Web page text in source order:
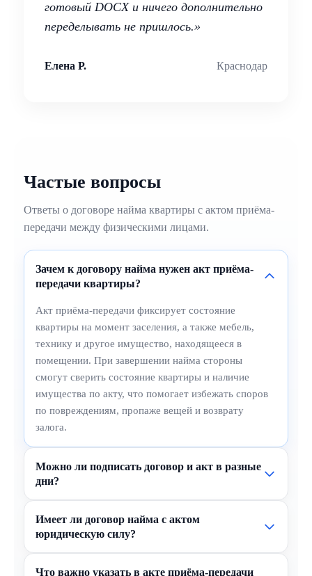
готовый DOCX и ничего дополнительно
переделывать не пришлось.»
Елена Р. Краснодар
Частые вопросы
Ответы о договоре найма квартиры с актом приёма-
передачи между физическими лицами.
Зачем к договору найма нужен акт приёма-
передачи квартиры?
Акт приёма-передачи фиксирует состояние
квартиры на момент заселения, а также мебель,
технику и другое имущество, находящееся в
помещении. При завершении найма стороны
смогут сверить состояние квартиры и наличие
имущества по акту, что помогает избежать споров
по повреждениям, пропаже вещей и возврату
залога.
Можно ли подписать договор и акт в разные
дни?
Имеет ли договор найма с актом
юридическую силу?
Что важно указать в акте приёма-передачи